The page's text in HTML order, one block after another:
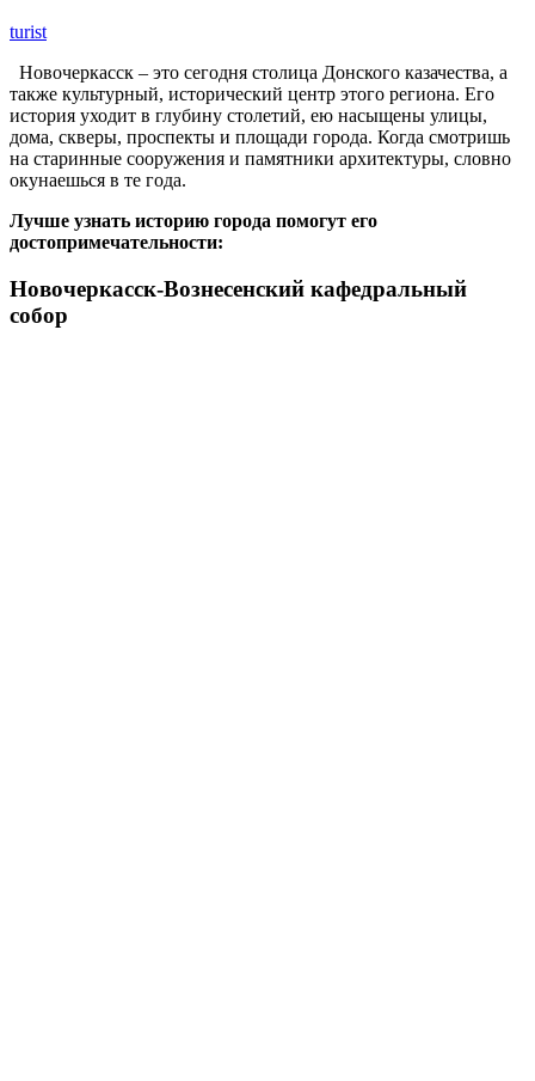
turist
Новочеркасск – это сегодня столица Донского казачества, а
также культурный, исторический центр этого региона. Его
история уходит в глубину столетий, ею насыщены улицы,
дома, скверы, проспекты и площади города. Когда смотришь
на старинные сооружения и памятники архитектуры, словно
окунаешься в те года.
Лучше узнать историю города помогут его
достопримечательности:
Новочеркасск-Вознесенский кафедральный
собор